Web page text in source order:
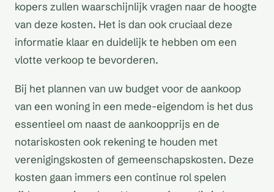
kopers zullen waarschijnlijk vragen naar de hoogte
van deze kosten. Het is dan ook cruciaal deze
informatie klaar en duidelijk te hebben om een
vlotte verkoop te bevorderen.
Bij het plannen van uw budget voor de aankoop
van een woning in een mede-eigendom is het dus
essentieel om naast de aankoopprijs en de
notariskosten ook rekening te houden met
verenigingskosten of gemeenschapskosten. Deze
kosten gaan immers een continue rol spelen